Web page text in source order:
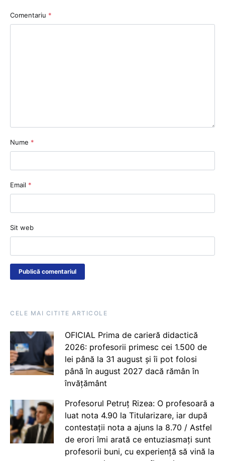
Comentariu *
Nume *
Email *
Sit web
CELE MAI CITITE ARTICOLE
OFICIAL Prima de carieră didactică
2026: profesorii primesc cei 1.500 de
lei până la 31 august și îi pot folosi
până în august 2027 dacă rămân în
învățământ
Profesorul Petruț Rizea: O profesoară a
luat nota 4.90 la Titularizare, iar după
contestații nota a ajuns la 8.70 / Astfel
de erori îmi arată ce entuziasmați sunt
profesorii buni, cu experiență să vină la